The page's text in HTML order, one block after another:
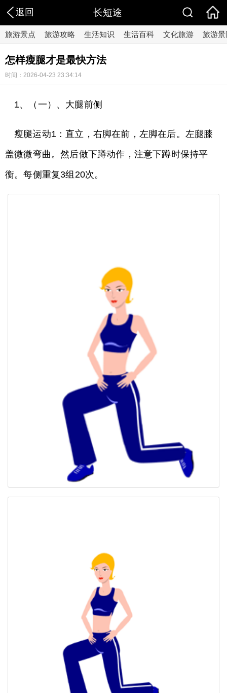
返回 长短途
旅游景点 旅游攻略 生活知识 生活百科 文化旅游 旅游景
怎样瘦腿才是最快方法
时间：2026-04-23 23:34:14
1、（一）、大腿前侧
瘦腿运动1：直立，右脚在前，左脚在后。左腿膝
盖微微弯曲。然后做下蹲动作，注意下蹲时保持平
衡。每侧重复3组20次。